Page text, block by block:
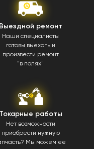
Выездной ремонт
Наши специалисты
готовы выехать и
произвести ремонт
"в полях"
Токарные работы
Нет возможности
приобрести нужную
Мы можем ее